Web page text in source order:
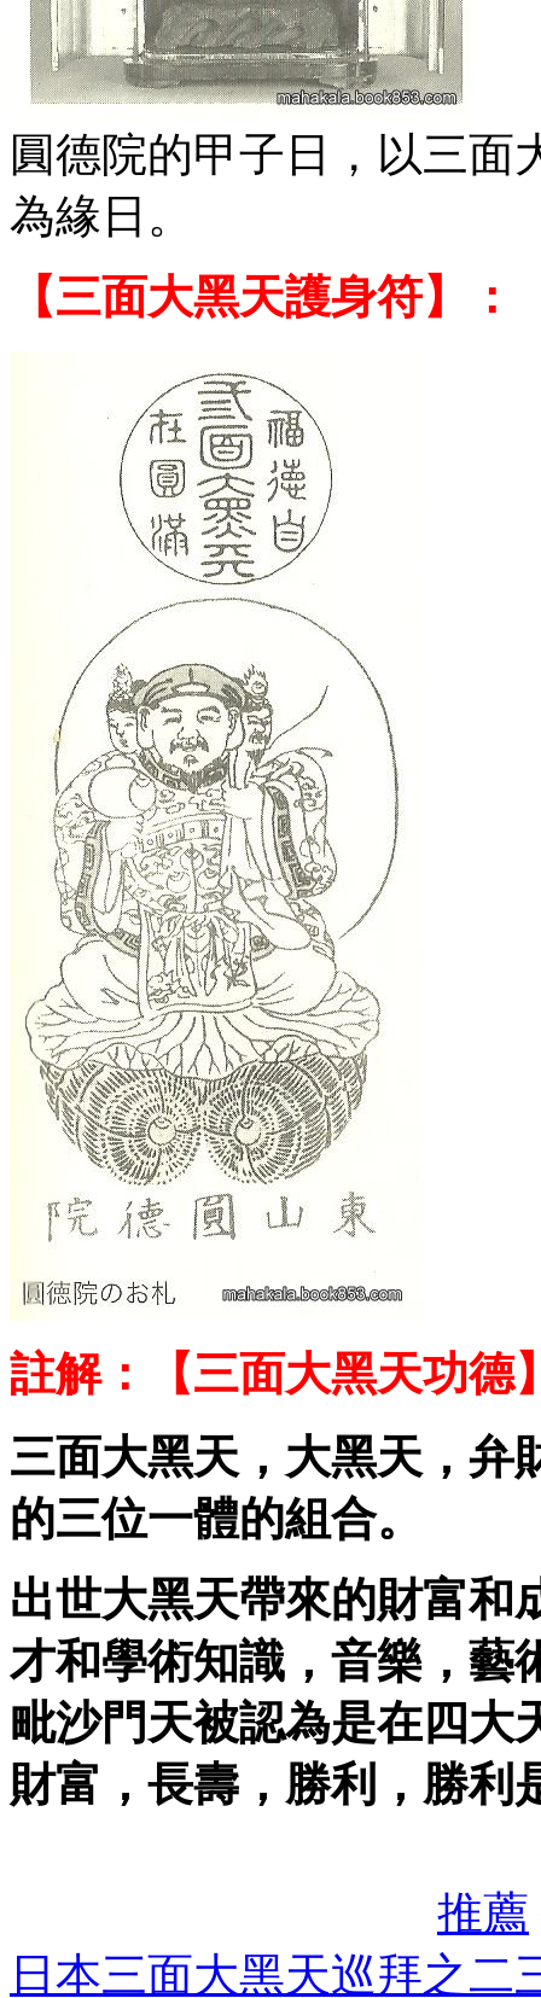
圓德院的甲子日，以三面
為緣日。
【三面大黑天護身符】：
註解：
【三面大黑天功德
三面大黑天，大黑天，弁
的三位一體的組合。
出世大黑天帶來的財富和
才和學術知識，音樂，藝
毗沙門天被認為是在四大
財富，長壽，勝利，勝利
推薦
日本三面大黑天巡拜之二